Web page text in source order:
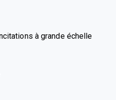
à grande échelle